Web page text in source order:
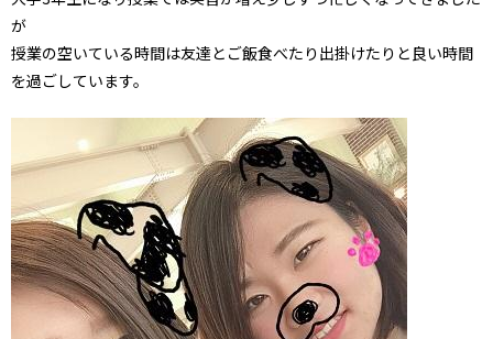
が
授業の空いている時間は友達とご飯食べたり出掛けたりと良い時間
を過ごしています。